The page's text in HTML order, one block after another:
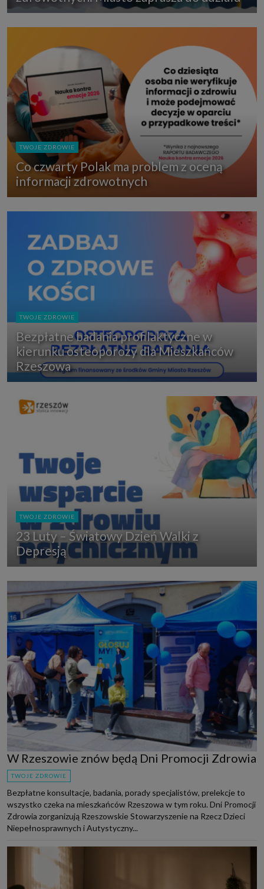
TWOJE ZDROWIE
Co czwarty Polak ma problem z oceną
informacji zdrowotnych
TWOJE ZDROWIE
Bezpłatne badania profilaktyczne w
kierunku osteoporozy dla Mieszkańców
Rzeszowa
TWOJE ZDROWIE
23 Luty – Światowy Dzień Walki z
Depresją
W Rzeszowie znów będą Dni Promocji Zdrowia
TWOJE ZDROWIE
Bezpłatne konsultacje, badania, porady specjalistów, prelekcje to
wszystko czeka na mieszkańców Rzeszowa w tym roku. Dni Promocji
Zdrowia zorganizują Rzeszowskie Stowarzyszenie na Rzecz Dzieci
Niepełnosprawnych i Autystyczny...